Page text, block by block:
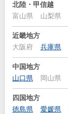
北陸・甲信越
富山県
山梨県
近畿地方
大阪府
兵庫県
中国地方
山口県
岡山県
四国地方
徳島県
愛媛県